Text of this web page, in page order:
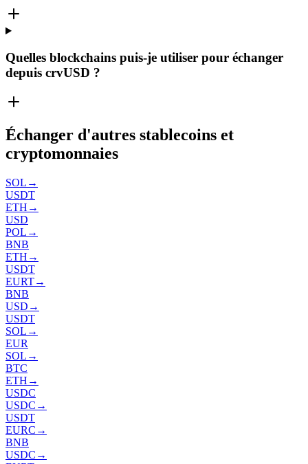
Quelles blockchains puis-je utiliser pour échanger
depuis crvUSD ?
Échanger d'autres stablecoins et
cryptomonnaies
SOL →
USDT
ETH →
USD
POL →
BNB
ETH →
USDT
EURT→
BNB
USD →
USDT
SOL →
EUR
SOL →
BTC
ETH →
USDC
USDC →
USDT
EURC →
BNB
USDC →